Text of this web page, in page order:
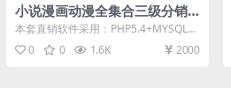
小说漫画动漫全集合三级分销
直销软件 直销系统 直销管理软
件
本套直销软件采用：PHP5.4+MYSQL开
发，是一套小说漫画动漫全集合三级分
销...0 0 1.6K 2000